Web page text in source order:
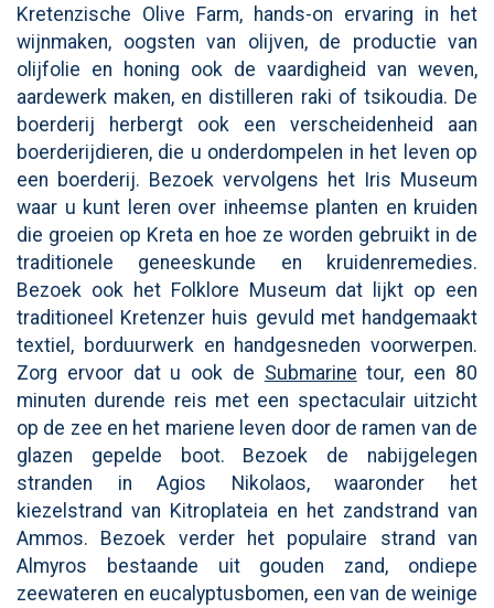
Kretenzische Olive Farm, hands-on ervaring in het
wijnmaken, oogsten van olijven, de productie van
olijfolie en honing ook de vaardigheid van weven,
aardewerk maken, en distilleren raki of tsikoudia. De
boerderij herbergt ook een verscheidenheid aan
boerderijdieren, die u onderdompelen in het leven op
een boerderij. Bezoek vervolgens het Iris Museum
waar u kunt leren over inheemse planten en kruiden
die groeien op Kreta en hoe ze worden gebruikt in de
traditionele geneeskunde en kruidenremedies.
Bezoek ook het Folklore Museum dat lijkt op een
traditioneel Kretenzer huis gevuld met handgemaakt
textiel, borduurwerk en handgesneden voorwerpen.
Zorg ervoor dat u ook de Submarine tour, een 80
minuten durende reis met een spectaculair uitzicht
op de zee en het mariene leven door de ramen van de
glazen gepelde boot. Bezoek de nabijgelegen
stranden in Agios Nikolaos, waaronder het
kiezelstrand van Kitroplateia en het zandstrand van
Ammos. Bezoek verder het populaire strand van
Almyros bestaande uit gouden zand, ondiepe
zeewateren en eucalyptusbomen, een van de weinige